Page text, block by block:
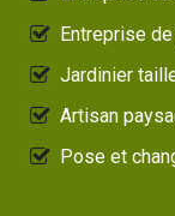
Entreprise
Jardinier
Artisan
Pose et